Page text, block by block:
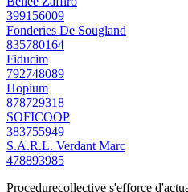
399156009
Fonderies De Sougland
835780164
Fiducim
792748089
Hopium
878729318
SOFICOOP
383755949
S.A.R.L. Verdant Marc
478893985
Procedurecollective s'efforce